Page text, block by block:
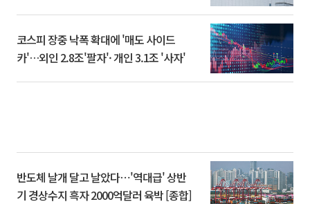
코스피 장중 낙폭 확대에 '매도 사이드
카'…외인 2.8조'팔자'· 개인 3.1조 '사자'
반도체 날개 달고 날았다⋯'역대급' 상반
기 경상수지 흑자 2000억달러 육박 [종합]